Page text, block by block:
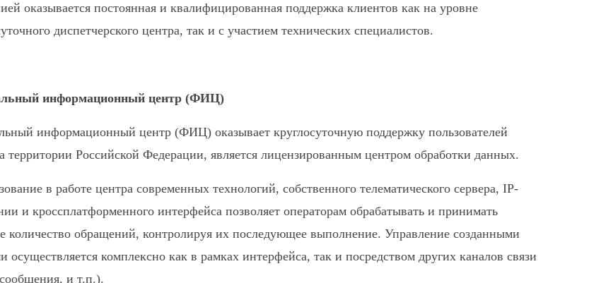
оказывается постоянная и квалифицированная поддержка клиентов как на уровне
диспетчерского центра, так и с участием технических специалистов.
информационный центр (ФИЦ)
информационный центр (ФИЦ) оказывает круглосуточную поддержку пользователей
территории Российской Федерации, является лицензированным центром обработки данных.
в работе центра современных технологий, собственного телематического сервера, IP-
и кроссплатформенного интерфейса позволяет операторам обрабатывать и принимать
количество обращений, контролируя их последующее выполнение. Управление созданными
осуществляется комплексно как в рамках интерфейса, так и посредством других каналов связи
и т.п.).